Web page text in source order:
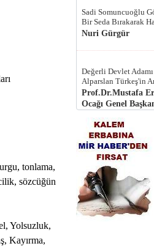
tonlama,
sözcüğün
Yolsuzluk,
Kayırma,
Sadi Somuncuoğlu
Bir Seda Bırakarak
Nuri Gürgür
Değerli Devlet
Alparslan Türkeş'in
Prof.Dr.Mustafa
Ocağı Genel